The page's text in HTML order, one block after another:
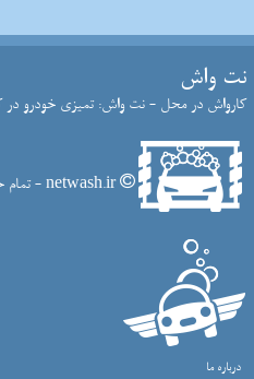
نت واش
کارواش در محل - نت واش: تمیزی خودرو در
netwash.ir - تمام حقوق سایت نت واش محفوظ است
درباره ما